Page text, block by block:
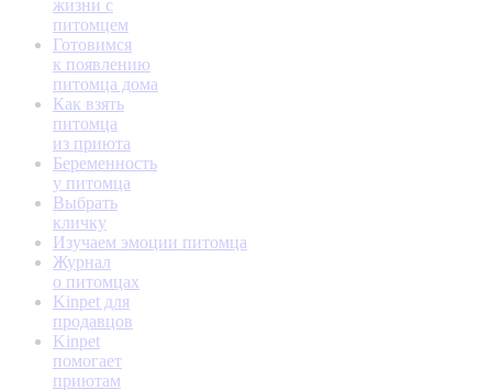
жизни с
питомцем
Готовимся
к появлению
питомца дома
Как взять
питомца
из приюта
Беременность
у питомца
Выбрать
кличку
Изучаем эмоции питомца
Журнал
о питомцах
Kinpet для
продавцов
Kinpet
помогает
приютам